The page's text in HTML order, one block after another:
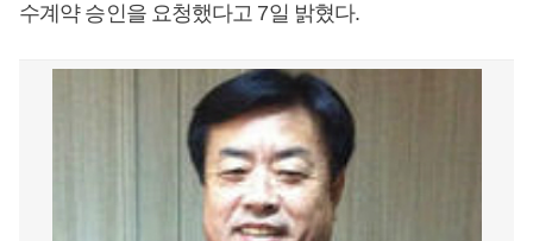
수계약 승인을 요청했다고 7일 밝혔다.